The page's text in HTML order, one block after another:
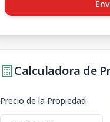
Calculadora de
Precio de la Propiedad